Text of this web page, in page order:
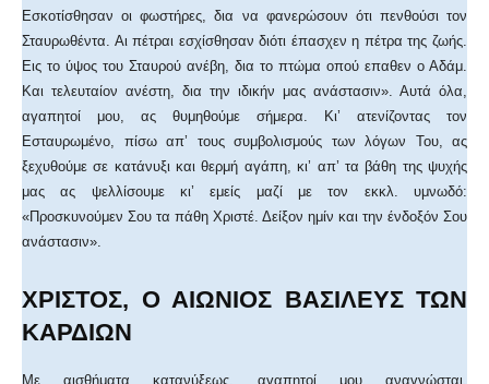
Εσκοτίσθησαν οι φωστήρες, δια να φανερώσουν ότι πενθούσι τον
Σταυρωθέντα. Αι πέτραι εσχίσθησαν διότι έπασχεν η πέτρα της ζωής.
Εις το ύψος του Σταυρού ανέβη, δια το πτώμα οπού επαθεν ο Αδάμ.
Και τελευταίον ανέστη, δια την ιδικήν μας ανάστασιν». Αυτά όλα,
αγαπητοί μου, ας θυμηθούμε σήμερα. Κι’ ατενίζοντας τον
Εσταυρωμένο, πίσω απ’ τους συμβολισμούς των λόγων Του, ας
ξεχυθούμε σε κατάνυξι και θερμή αγάπη, κι’ απ’ τα βάθη της ψυχής
μας ας ψελλίσουμε κι’ εμείς μαζί με τον εκκλ. υμνωδό:
«Προσκυνούμεν Σου τα πάθη Χριστέ. Δείξον ημίν και την ένδοξόν Σου
ανάστασιν».
ΧΡΙΣΤΟΣ, Ο ΑΙΩΝΙΟΣ ΒΑΣΙΛΕΥΣ ΤΩΝ
ΚΑΡΔΙΩΝ
Mε αισθήματα κατανύξεως, αγαπητοί μου αναγνώσται,